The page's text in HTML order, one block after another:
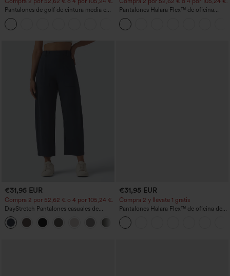
Pantalones de golf de cintura media con
cordón, dobladillo curvo, secado rápido,
de corte cónico y con bolsillos - UPF40+
Pantalones Halara Flex™ de oficina
anchos plisados de tiro alto con bolsillos
en tela tipo gofre
€31,95 EUR
Compra 2 por 52,62 € o 4 por 105,24 €.
DayStretch Pantalones casuales de
cintura alta con pernera tipo barril y
bolsillos
€31,95 EUR
Compra 2 y llévate 1 gratis
Pantalones Halara Flex™ de oficina de
tiro alto ligeramente acampanados con
bolsillos